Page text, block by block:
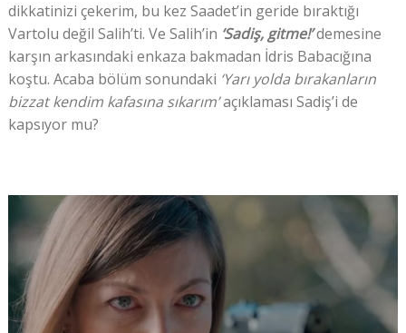
dikkatinizi çekerim, bu kez Saadet’in geride bıraktığı
Vartolu değil Salih’ti. Ve Salih’in ‘Sadiş, gitme!’demesine
karşın arkasındaki enkaza bakmadan İdris Babacığına
koştu. Acaba bölüm sonundaki ‘Yarı yolda bırakanların
bizzat kendim kafasına sıkarım’açıklaması Sadiş’i de
kapsıyor mu?